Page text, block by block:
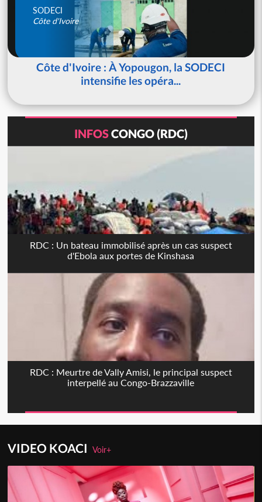
SODECI
Côte d'Ivoire
Côte d'Ivoire : À Yopougon, la SODECI
intensifie les opéra...
INFOSCONGO (RDC)
RDC : Un bateau immobilisé après un cas suspect
d'Ebola aux portes de Kinshasa
RDC : Meurtre de Vally Amisi, le principal suspect
interpellé au Congo-Brazzaville
VIDEO KOACIVoir+